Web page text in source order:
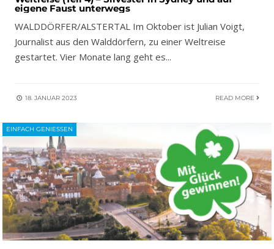
eigene Faust unterwegs
WALDDÖRFER/ALSTERTAL Im Oktober ist Julian Voigt,
Journalist aus den Walddörfern, zu einer Weltreise
gestartet. Vier Monate lang geht es...
18. JANUAR 2023 READ MORE
EINFACH GENIESSEN